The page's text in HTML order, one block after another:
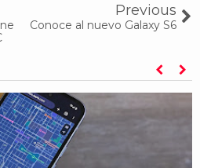
Previous
Conoce al nuevo Galaxy S6